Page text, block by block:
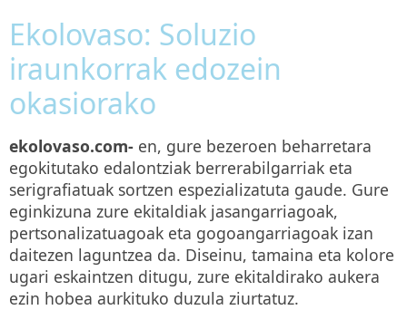
Ekolovaso: Soluzio
iraunkorrak edozein
okasiorako
ekolovaso.com- en, gure bezeroen beharretara
egokitutako edalontziak berrerabilgarriak eta
serigrafiatuak sortzen espezializatuta gaude. Gure
eginkizuna zure ekitaldiak jasangarriagoak,
pertsonalizatuagoak eta gogoangarriagoak izan
daitezen laguntzea da. Diseinu, tamaina eta kolore
ugari eskaintzen ditugu, zure ekitaldirako aukera
ezin hobea aurkituko duzula ziurtatuz.